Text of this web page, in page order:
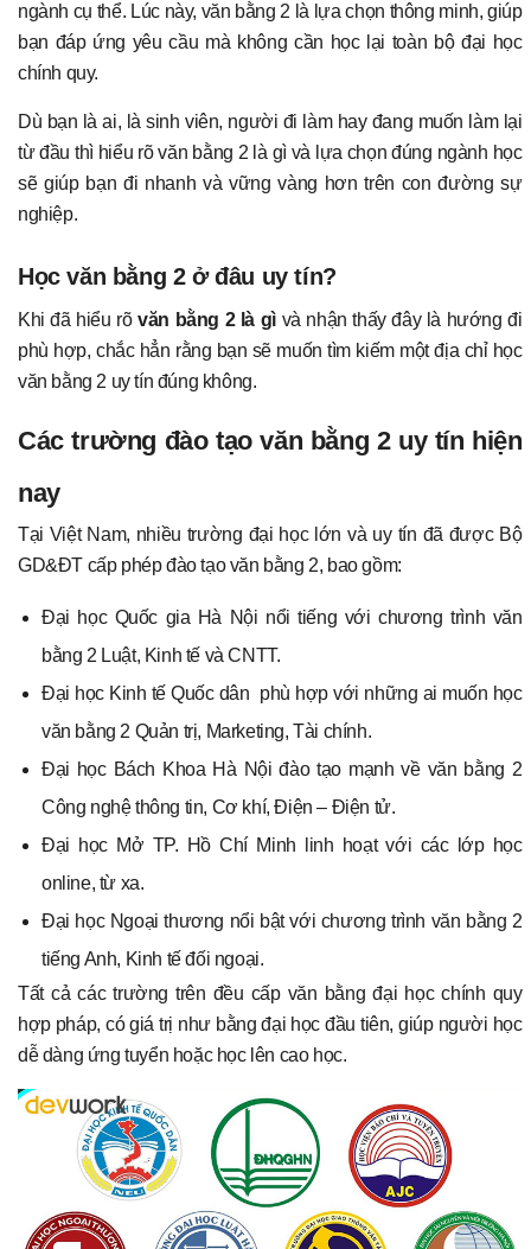
ngành cụ thể. Lúc này, văn bằng 2 là lựa chọn thông minh, giúp
bạn đáp ứng yêu cầu mà không cần học lại toàn bộ đại học
chính quy.
Dù bạn là ai, là sinh viên, người đi làm hay đang muốn làm lại
từ đầu thì hiểu rõ văn bằng 2 là gì và lựa chọn đúng ngành học
sẽ giúp bạn đi nhanh và vững vàng hơn trên con đường sự
nghiệp.
Học văn bằng 2 ở đâu uy tín?
Khi đã hiểu rõvăn bằng 2 là gìvà nhận thấy đây là hướng đi
phù hợp, chắc hẳn rằng bạn sẽ muốn tìm kiếm một địa chỉ học
văn bằng 2 uy tín đúng không.
Các trường đào tạo văn bằng 2 uy tín hiện
nay
Tại Việt Nam, nhiều trường đại học lớn và uy tín đã được Bộ
GD&ĐT cấp phép đào tạo văn bằng 2, bao gồm:
Đại học Quốc gia Hà Nội nổi tiếng với chương trình văn
bằng 2 Luật, Kinh tế và CNTT.
Đại học Kinh tế Quốc dân phù hợp với những ai muốn học
văn bằng 2 Quản trị, Marketing, Tài chính.
Đại học Bách Khoa Hà Nội đào tạo mạnh về văn bằng 2
Công nghệ thông tin, Cơ khí, Điện – Điện tử.
Đại học Mở TP. Hồ Chí Minh linh hoạt với các lớp học
online, từ xa.
Đại học Ngoại thương nổi bật với chương trình văn bằng 2
tiếng Anh, Kinh tế đối ngoại.
Tất cả các trường trên đều cấp văn bằng đại học chính quy
hợp pháp, có giá trị như bằng đại học đầu tiên, giúp người học
dễ dàng ứng tuyển hoặc học lên cao học.